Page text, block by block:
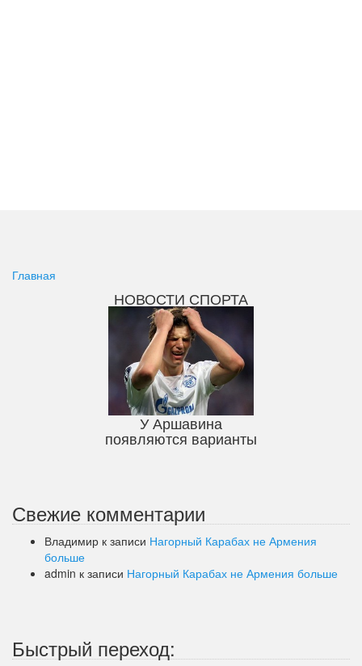
Главная
НОВОСТИ СПОРТА
У Аршавина
появляются варианты
Свежие комментарии
Владимир к записи Нагорный Карабах не Армения
больше
admin к записи Нагорный Карабах не Армения больше
Быстрый переход: